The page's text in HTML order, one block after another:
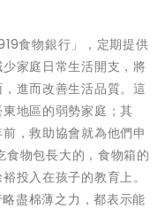
食物銀行」，定期提供
家庭日常生活開支，將
進而改善生活品質。這
地區的弱勢家庭；其
，救助協會就為他們申
食物包長大的，食物箱的
投入在孩子的教育上。
盡棉薄之力，都表示能